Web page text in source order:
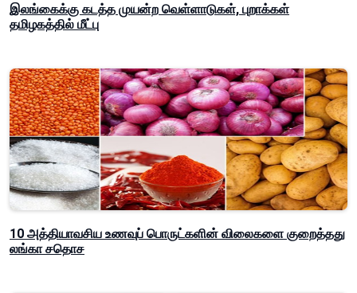
இலங்கைக்கு கடத்த முயன்ற வெள்ளாடுகள், புறாக்கள்
தமிழகத்தில் மீட்பு
10 அத்தியாவசிய உணவுப் பொருட்களின் விலைகளை குறைத்தது
லங்கா சதொச